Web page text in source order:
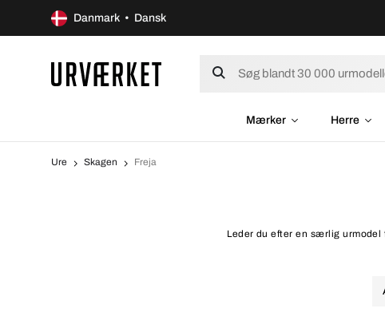
Danmark • Dansk
Mærker Herre
Ure Skagen Freja
Leder du efter en særlig urmodel